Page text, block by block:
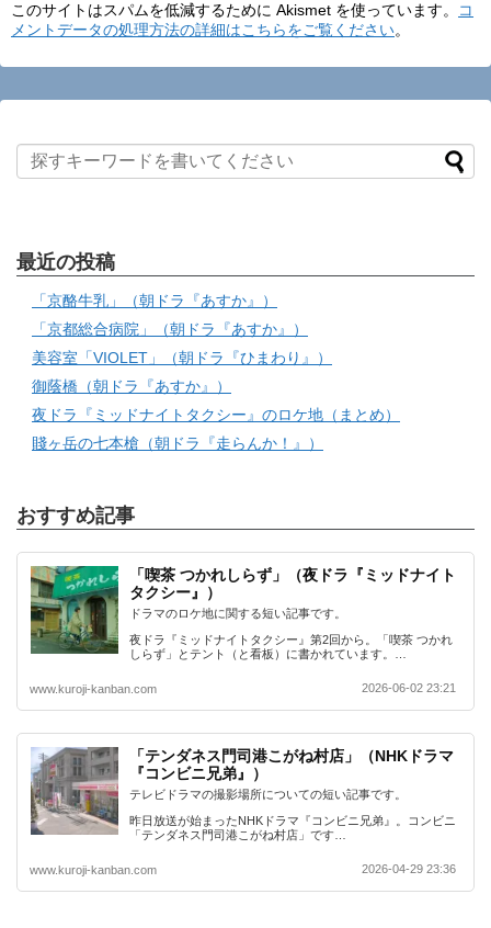
このサイトはスパムを低減するために Akismet を使っています。
コ
メントデータの処理方法の詳細はこちらをご覧ください。
最近の投稿
「京酪牛乳」（朝ドラ『あすか』）
「京都総合病院」（朝ドラ『あすか』）
美容室「VIOLET」（朝ドラ『ひまわり』）
御蔭橋（朝ドラ『あすか』）
夜ドラ『ミッドナイトタクシー』のロケ地（まとめ）
賤ヶ岳の七本槍（朝ドラ『走らんか！』）
おすすめ記事
「喫茶 つかれしらず」（夜ドラ『ミッドナイト
タクシー』）
ドラマのロケ地に関する短い記事です。
夜ドラ『ミッドナイトタクシー』第2回から。「喫茶 つかれ
しらず」とテント（と看板）に書かれています。…
www.kuroji-kanban.com 2026-06-02 23:21
「テンダネス門司港こがね村店」（NHKドラマ
『コンビニ兄弟』）
テレビドラマの撮影場所についての短い記事です。
昨日放送が始まったNHKドラマ『コンビニ兄弟』。コンビニ
「テンダネス門司港こがね村店」です…
www.kuroji-kanban.com 2026-04-29 23:36